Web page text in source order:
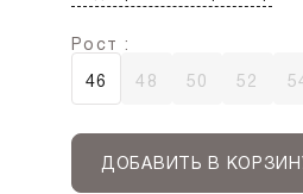
Рост :
46
48 50 52
ДОБАВИТЬ В